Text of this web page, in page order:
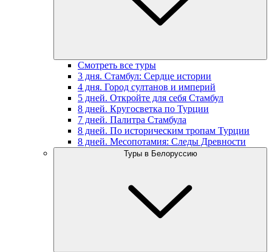
Смотреть все туры
3 дня. Стамбул: Сердце истории
4 дня. Город султанов и империй
5 дней. Откройте для себя Стамбул
8 дней. Кругосветка по Турции
7 дней. Палитра Стамбула
8 дней. По историческим тропам Турции
8 дней. Месопотамия: Следы Древности
Туры в Белоруссию